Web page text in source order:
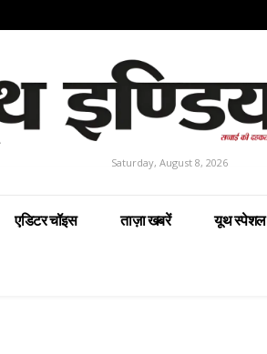
Saturday, August 8, 2026
एडिटर चॉइस ताज़ा खबरें यूथ स्पेशल